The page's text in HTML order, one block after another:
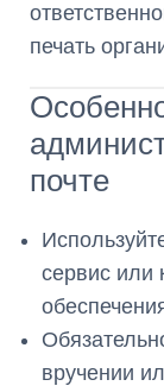
печать
почте
сервис или
вручении